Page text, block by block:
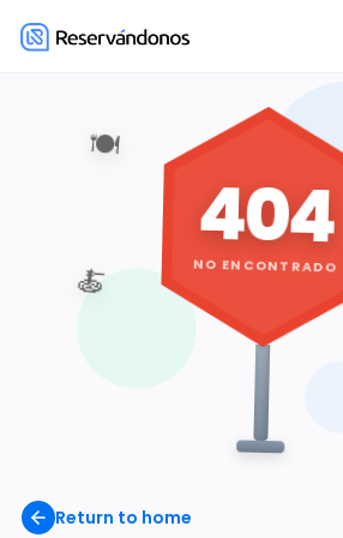
Return to home
🍽️
🍝
404
NO ENCONTRADO